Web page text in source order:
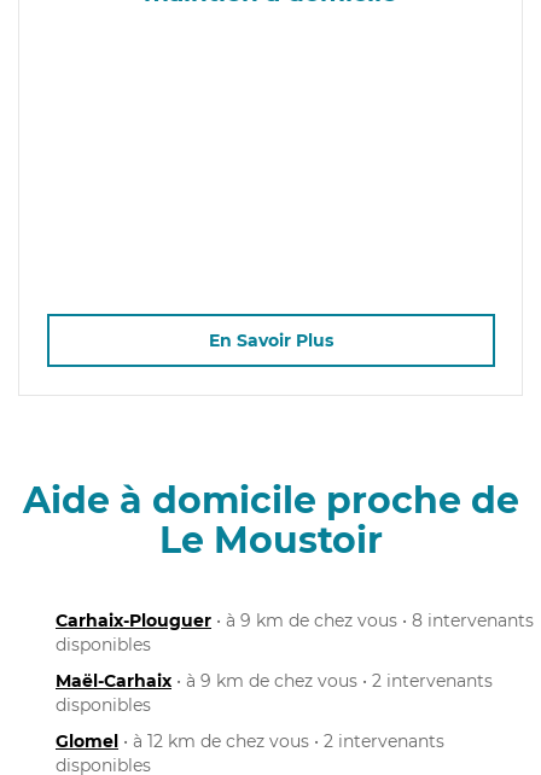
En Savoir Plus
Aide à domicile proche de
Le Moustoir
Carhaix-Plouguer • à 9 km de chez vous • 8 intervenants
disponibles
Maël-Carhaix • à 9 km de chez vous • 2 intervenants
disponibles
Glomel • à 12 km de chez vous • 2 intervenants
disponibles